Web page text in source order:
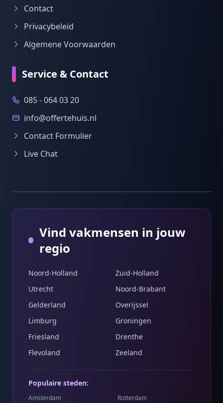
Contact
Privacybeleid
Algemene Voorwaarden
Service & Contact
085 - 064 03 20
info@offertehuis.nl
Contact Formulier
Live Chat
Vind vakmensen in jouw
regio
Noord-Holland
Zuid-Holland
Utrecht
Noord-Brabant
Gelderland
Overijssel
Limburg
Groningen
Friesland
Drenthe
Flevoland
Zeeland
Populaire steden:
Amsterdam
Rotterdam